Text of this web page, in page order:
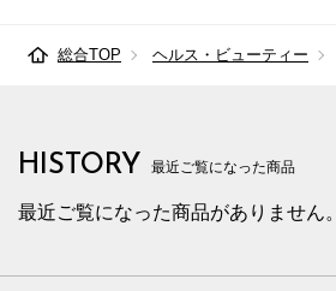
総合TOP ヘルス・ビューティー
HISTORY 最近ご覧になった商品
最近ご覧になった商品がありません。